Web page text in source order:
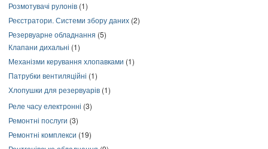
Розмотувачі рулонів (1)
Реєстратори. Системи збору даних (2)
Резервуарне обладнання (5)
Клапани дихальні (1)
Механізми керування хлопавками (1)
Патрубки вентиляційні (1)
Хлопушки для резервуарів (1)
Реле часу електронні (3)
Ремонтні послуги (3)
Ремонтні комплекси (19)